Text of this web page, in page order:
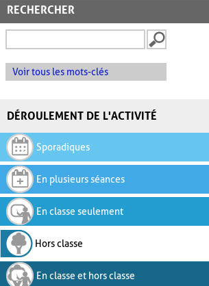
RECHERCHER
Voir tous les mots-clés
DÉROULEMENT DE L'ACTIVITÉ
Sporadiques
En plusieurs séances
En classe seulement
Hors classe
En classe et hors classe